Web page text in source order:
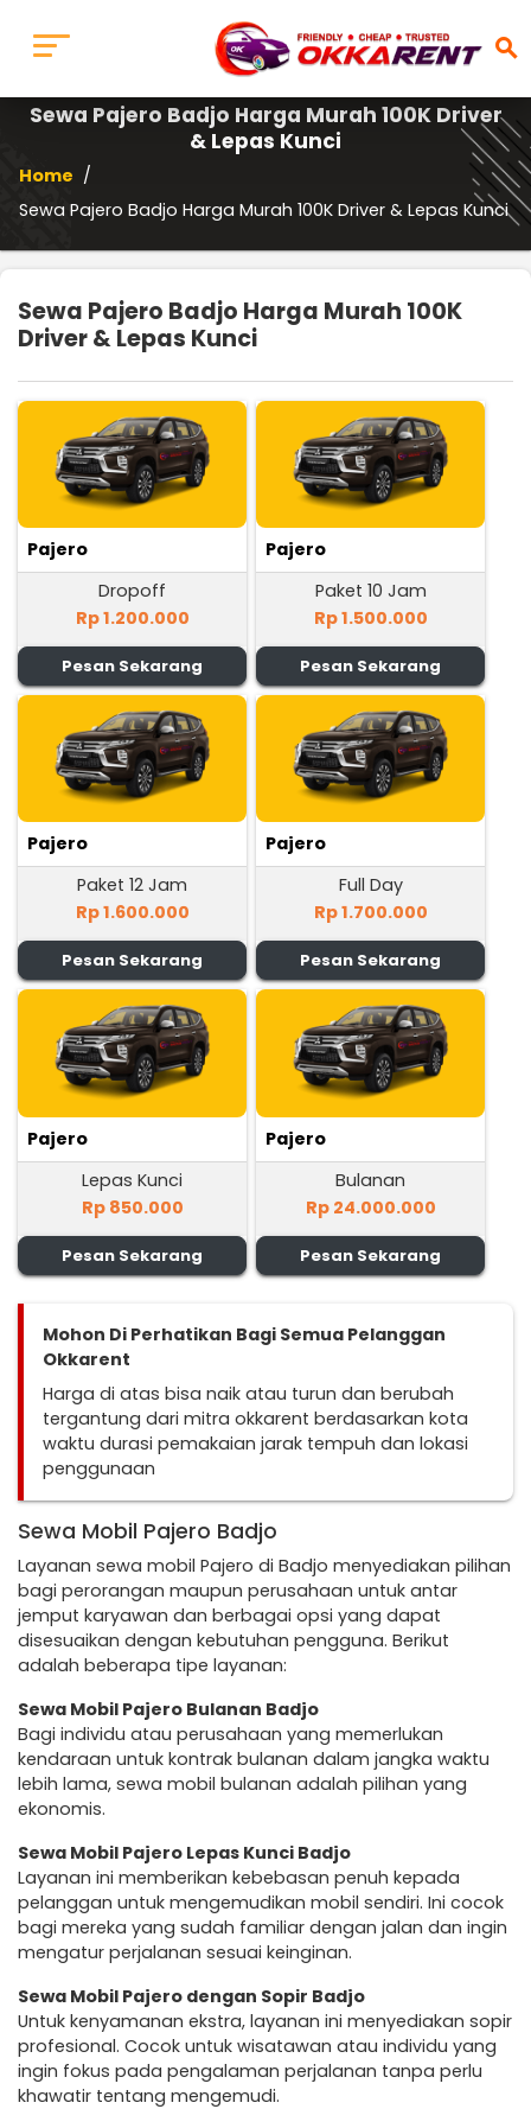
search
Sewa Pajero Badjo Harga Murah 100K Driver
& Lepas Kunci
Home /
Sewa Pajero Badjo Harga Murah 100K Driver & Lepas Kunci
Sewa Pajero Badjo Harga Murah 100K
Driver & Lepas Kunci
Pajero
Dropoff
Rp 1.200.000
Pesan Sekarang
Pajero
Paket 10 Jam
Rp 1.500.000
Pesan Sekarang
Pajero
Paket 12 Jam
Rp 1.600.000
Pesan Sekarang
Pajero
Full Day
Rp 1.700.000
Pesan Sekarang
Pajero
Lepas Kunci
Rp 850.000
Pesan Sekarang
Pajero
Bulanan
Rp 24.000.000
Pesan Sekarang
Mohon Di Perhatikan Bagi Semua Pelanggan
Okkarent
Harga di atas bisa naik atau turun dan berubah
tergantung dari mitra okkarent berdasarkan kota
waktu durasi pemakaian jarak tempuh dan lokasi
penggunaan
Sewa Mobil Pajero Badjo
Layanan sewa mobil Pajero di Badjo menyediakan pilihan
bagi perorangan maupun perusahaan untuk antar
jemput karyawan dan berbagai opsi yang dapat
disesuaikan dengan kebutuhan pengguna. Berikut
adalah beberapa tipe layanan:
Sewa Mobil Pajero Bulanan Badjo
Bagi individu atau perusahaan yang memerlukan
kendaraan untuk kontrak bulanan dalam jangka waktu
lebih lama, sewa mobil bulanan adalah pilihan yang
ekonomis.
Sewa Mobil Pajero Lepas Kunci Badjo
Layanan ini memberikan kebebasan penuh kepada
pelanggan untuk mengemudikan mobil sendiri. Ini cocok
bagi mereka yang sudah familiar dengan jalan dan ingin
mengatur perjalanan sesuai keinginan.
Sewa Mobil Pajero dengan Sopir Badjo
Untuk kenyamanan ekstra, layanan ini menyediakan sopir
profesional. Cocok untuk wisatawan atau individu yang
ingin fokus pada pengalaman perjalanan tanpa perlu
khawatir tentang mengemudi.